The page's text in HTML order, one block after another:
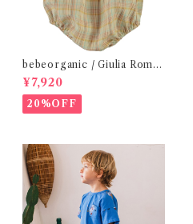
bebeorganic / Giulia Romp
er Lagoon Check( 6・12ｍ)
¥7,920
20%OFF